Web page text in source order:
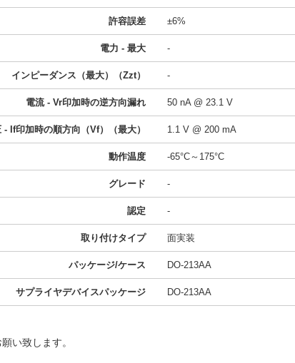
許容誤差 ±6%
電力 - 最大 -
インピーダンス（最大）（Zzt） -
電流 - Vr印加時の逆方向漏れ 50 nA @ 23.1 V
- If印加時の順方向（Vf）（最大） 1.1 V @ 200 mA
動作温度 -65°C～175°C
グレード -
認定 -
取り付けタイプ 面実装
パッケージ/ケース DO-213AA
サプライヤデバイスパッケージ DO-213AA
い致します。